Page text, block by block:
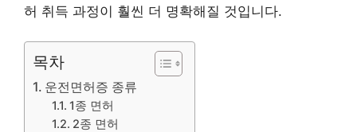
허 취득 과정이 훨씬 더 명확해질 것입니다.
목차
운전면허증 종류
1종 면허
2종 면허